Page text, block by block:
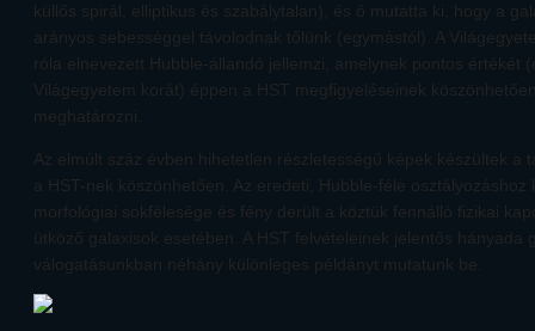
küllős spirál, elliptikus és szabálytalan), és ő mutatta ki, hogy a
arányos sebességgel távolodnak tőlünk (egymástól). A
róla elnevezett Hubble-állandó jellemzi, amelynek pontos értékét
Világegyetem korát) éppen a HST megfigyeléseinek
meghatározni.
Az elmúlt száz évben hihetetlen részletességű képek készültek a
a HST-nek köszönhetően. Az eredeti, Hubble-féle
morfológiai sokfélesége és fény derült a köztük fennálló fizikai
ütköző galaxisok esetében. A HST felvételeinek jelentős hányada
válogatásunkban néhány különleges példányt mutatunk be.